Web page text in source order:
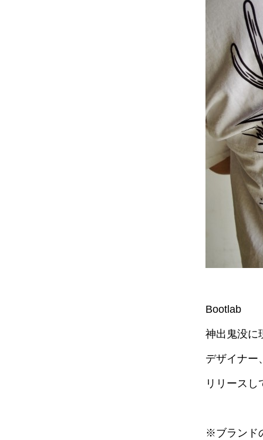
Bootlab
神出鬼没に
デザイナー
リリース
※ブランド